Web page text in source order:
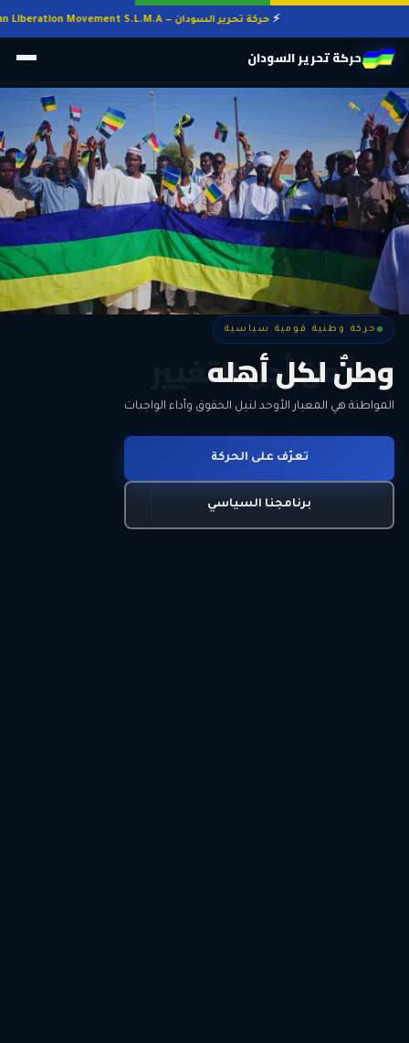
حركة تحرير السودان — Sudan Liberation Movement S.L.M.A
حركة تحرير السودان
حركة وطنية قومية سياسية
وطنٌ لكل أهله
المواطنة هي المعيار الأوحد لنيل الحقوق وأداء الواجبات
تعرّف على الحركة
برنامجنا السياسي
حركة وطنية قومية سياسية
معاً من أجل التغيير
الحرية • الوحدة • السلام • الديمقراطية
انضم للحركة
اتصل بنا